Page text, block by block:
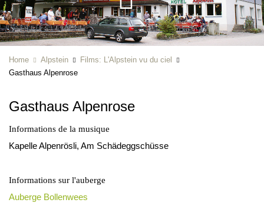
Home Alpstein
Films: L'Alpstein vu du ciel
Gasthaus Alpenrose
Gasthaus Alpenrose
Informations de la musique
Kapelle Alpenrösli, Am Schädeggschüsse
Informations sur l'auberge
Auberge Bollenwees